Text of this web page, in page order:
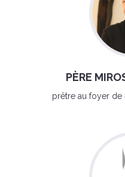
PÈRE
prêtre au foyer de